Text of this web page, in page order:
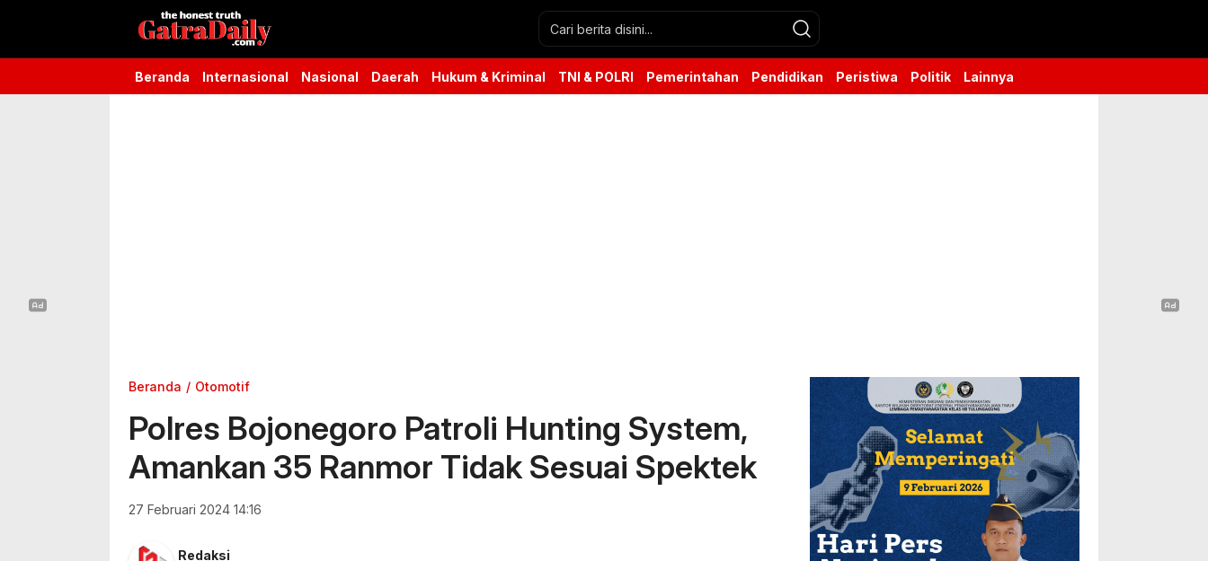
Gatra Daily
the honest truth
Beranda Internasional Nasional Daerah Hukum & Kriminal TNI & POLRI Pemerintahan Pendidikan Peristiwa Politik Lainnya
Beranda Otomotif
Polres Bojonegoro Patroli Hunting System,
Amankan 35 Ranmor Tidak Sesuai Spektek
27 Februari 2024 14:16
Redaksi